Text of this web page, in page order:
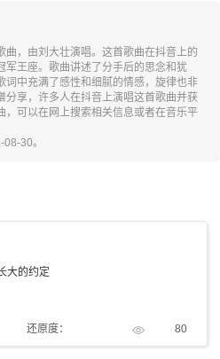
曲，由刘大壮演唱。这首歌曲在抖音上的
军王座。歌曲讲述了分手后的思念和犹
词中充满了感性和细腻的情感，旋律也非
分享，许多人在抖音上演唱这首歌曲并获
，可以在网上搜索相关信息或者在音乐平
30。
大的约定
还原度： 80